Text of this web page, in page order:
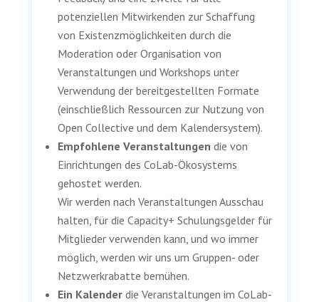
potenziellen Mitwirkenden zur Schaffung
von Existenzmöglichkeiten durch die
Moderation oder Organisation von
Veranstaltungen und Workshops unter
Verwendung der bereitgestellten Formate
(einschließlich Ressourcen zur Nutzung von
Open Collective und dem Kalendersystem).
Empfohlene Veranstaltungen die von
Einrichtungen des CoLab-Ökosystems
gehostet werden.
Wir werden nach Veranstaltungen Ausschau
halten, für die Capacity+ Schulungsgelder für
Mitglieder verwenden kann, und wo immer
möglich, werden wir uns um Gruppen- oder
Netzwerkrabatte bemühen.
Ein Kalenderdie Veranstaltungen im CoLab-